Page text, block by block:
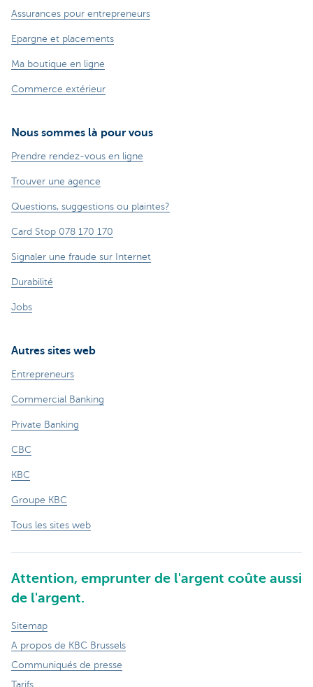
Assurances pour entrepreneurs
Epargne et placements
Ma boutique en ligne
Commerce extérieur
Nous sommes là pour vous
Prendre rendez-vous en ligne
Trouver une agence
Questions, suggestions ou plaintes?
Card Stop 078 170 170
Signaler une fraude sur Internet
Durabilité
Jobs
Autres sites web
Entrepreneurs
Commercial Banking
Private Banking
CBC
KBC
Groupe KBC
Tous les sites web
Attention, emprunter de l'argent coûte aussi
de l'argent.
Sitemap
A propos de KBC Brussels
Communiqués de presse
Tarifs